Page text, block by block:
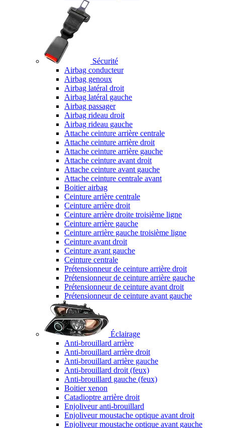
Sécurité
Airbag conducteur
Airbag genoux
Airbag latéral droit
Airbag latéral gauche
Airbag passager
Airbag rideau droit
Airbag rideau gauche
Attache ceinture arrière centrale
Attache ceinture arrière droit
Attache ceinture arrière gauche
Attache ceinture avant droit
Attache ceinture avant gauche
Attache ceinture centrale avant
Boitier airbag
Ceinture arrière centrale
Ceinture arrière droit
Ceinture arrière droite troisième ligne
Ceinture arrière gauche
Ceinture arrière gauche troisième ligne
Ceinture avant droit
Ceinture avant gauche
Ceinture centrale
Prétensionneur de ceinture arrière droit
Prétensionneur de ceinture arrière gauche
Prétensionneur de ceinture avant droit
Prétensionneur de ceinture avant gauche
Éclairage
Anti-brouillard arrière
Anti-brouillard arrière droit
Anti-brouillard arrière gauche
Anti-brouillard droit (feux)
Anti-brouillard gauche (feux)
Boitier xenon
Catadioptre arrière droit
Enjoliveur anti-brouillard
Enjoliveur moustache optique avant droit
Enjoliveur moustache optique avant gauche